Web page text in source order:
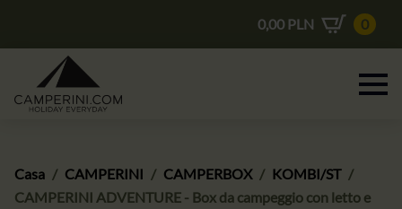
0,00 PLN 0
Casa CAMPERINI CAMPERBOX
KOMBI/ST
CAMPERINI ADVENTURE - Box da campeggio con letto e